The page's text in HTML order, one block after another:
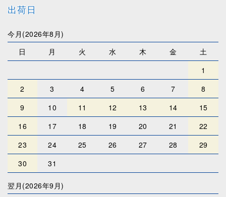
出荷日
今月(2026年8月)
日
月 火 水 木 金
土
1
2
3 4 5 6 7
8
9
10 11 12 13 14
15
16
17 18 19 20 21
22
23
24 25 26 27 28
29
30
31
翌月(2026年9月)